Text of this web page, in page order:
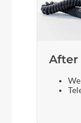
After